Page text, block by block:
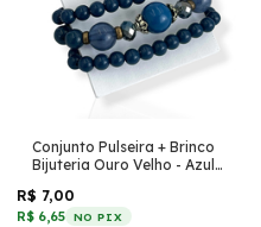
Conjunto Pulseira + Brinco
Bijuteria Ouro Velho - Azul
R$ 7,00
R$ 6,65 NO PIX